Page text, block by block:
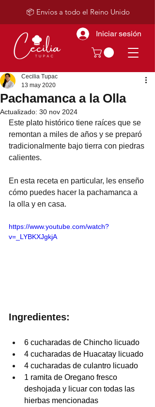
Iniciar sesión
📦 Envíos a todo el Reino Unido
Pachamanca a la Olla
Cecilia Tupac
13 may 2020
Actualizado: 30 nov 2024
Este plato histórico tiene raíces que se
remontan a miles de años y se preparó
tradicionalmente bajo tierra con piedras
calientes.
En esta receta en particular, les enseño
cómo puedes hacer la pachamanca a
la olla y en casa.
https://www.youtube.com/watch?
v=_LYBKXJgkjA
Ingredientes:
6 cucharadas de Chincho licuado
4 cucharadas de Huacatay licuado
4 cucharadas de culantro licuado
1 ramita de Oregano fresco
deshojada y licuar con todas las
hierbas mencionadas